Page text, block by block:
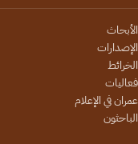
الأبحاث
الإصدارات
الخرائط
فعاليات
عمران في الإعلام
الباحثون